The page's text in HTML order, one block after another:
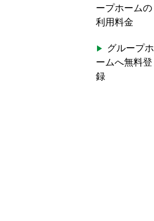
ープホームの
利用料金
グループホ
ームへ無料登
録